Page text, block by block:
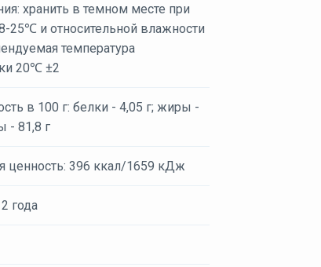
хранить в темном месте при
25℃ и относительной влажности
температура
20℃ ±2
в 100 г: белки - 4,05 г; жиры -
- 81,8 г
ценность: 396 ккал/1659 кДж
года